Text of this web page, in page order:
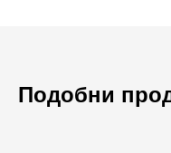
Подобни